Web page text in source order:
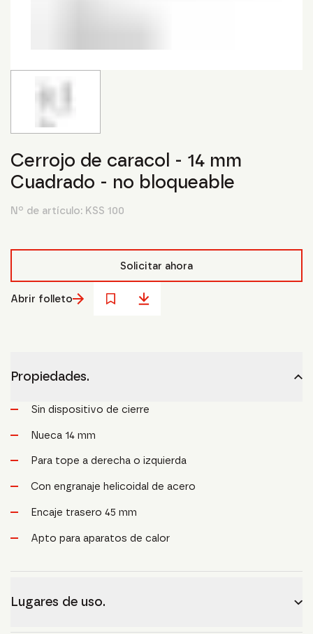
Cerrojo de caracol - 14 mm
Cuadrado - no bloqueable
Nº de artículo: KSS 100
Solicitar ahora
Abrir folleto
Propiedades.
Sin dispositivo de cierre
Nueca 14 mm
Para tope a derecha o izquierda
Con engranaje helicoidal de acero
Encaje trasero 45 mm
Apto para aparatos de calor
Lugares de uso.